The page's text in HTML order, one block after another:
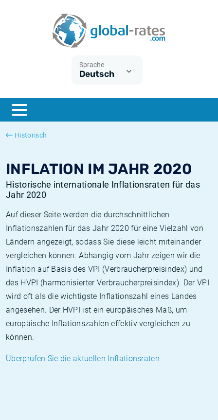
Sprache
Deutsch
Historisch
INFLATION IM JAHR 2020
Historische internationale Inflationsraten für das
Jahr 2020
Auf dieser Seite werden die durchschnittlichen
Inflationszahlen für das Jahr 2020 für eine Vielzahl von
Ländern angezeigt, sodass Sie diese leicht miteinander
vergleichen können. Abhängig vom Jahr zeigen wir die
Inflation auf Basis des VPI (Verbraucherpreisindex) und
des HVPI (harmonisierter Verbraucherpreisindex). Der VPI
wird oft als die wichtigste Inflationszahl eines Landes
angesehen. Der HVPI ist ein europäisches Maß, um
europäische Inflationszahlen effektiv vergleichen zu
können.
Überprüfen Sie die aktuellen Inflationsraten
ESTER
SONIA
Was ist die VPI-Inflation?
Was ist die HVPI-Inflation?
Deutsche inflation
Europäische inflation
Historische Euribor-Sätze
Historische ESTER-Sätze
Historische SOFR-Sätze
Historische SONIA-Sätze
Inflationsrechner